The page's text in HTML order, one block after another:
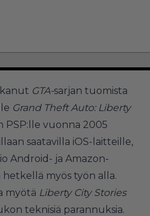
GTA-sarjan tuomista
Grand Theft Auto: Liberty
PSP:lle vuonna 2005
saatavilla iOS-laitteille,
Android- ja Amazon-
myös työn alla.
myötä Liberty City Stories
teknisiä parannuksia.